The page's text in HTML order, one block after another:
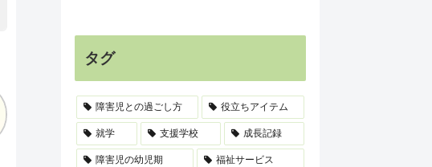
タグ
障害児との過ごし方 役立ちアイテム
就学 支援学校 成長記録
障害児の幼児期 福祉サービス